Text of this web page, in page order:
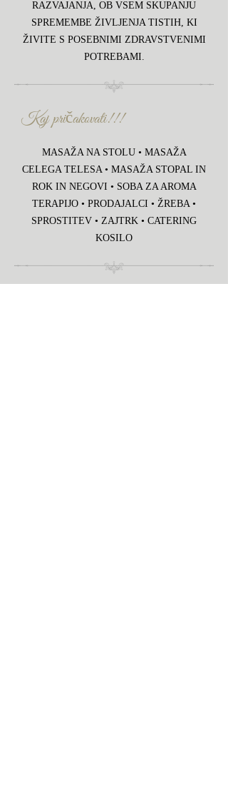
RAZVAJANJA, OB VSEM SKUPANJU
SPREMEMBE ŽIVLJENJA TISTIH, KI
ŽIVITE S POSEBNIMI ZDRAVSTVENIMI
POTREBAMI.
Kaj pričakovati!!!
MASAŽA NA STOLU • MASAŽA
CELEGA TELESA • MASAŽA STOPAL IN
ROK IN NEGOVI • SOBA ZA AROMA
TERAPIJO • PRODAJALCI • ŽREBA •
SPROSTITEV • ZAJTRK • CATERING
KOSILO